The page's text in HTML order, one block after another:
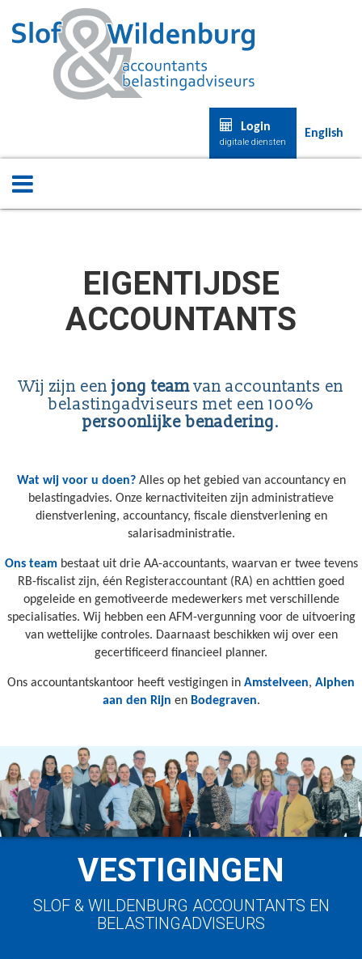
Login
digitale diensten
English
EIGENTIJDSE
ACCOUNTANTS
Wij zijn een jong teamvan accountants en
belastingadviseurs met een 100%
persoonlijke benadering.
Wat wij voor u doen?Alles op het gebied van accountancy en
belastingadvies. Onze kernactiviteiten zijn administratieve
dienstverlening, accountancy, fiscale dienstverlening en
salarisadministratie.
Ons teambestaat uit drie AA-accountants, waarvan er twee tevens
RB-fiscalist zijn, één Registeraccountant (RA) en achttien goed
opgeleide en gemotiveerde medewerkers met verschillende
specialisaties. Wij hebben een AFM-vergunning voor de uitvoering
van wettelijke controles. Daarnaast beschikken wij over een
gecertificeerd financieel planner.
Ons accountantskantoor heeft vestigingen in Amstelveen, Alphen
aan den Rijn en Bodegraven.
VESTIGINGEN
SLOF & WILDENBURG ACCOUNTANTS EN
BELASTINGADVISEURS